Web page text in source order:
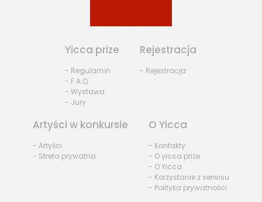
Yicca prize
- Regulamin
- F.A.Q.
- Wystawa
- Jury
Rejestracja
- Rejestracja
Artyści w konkursie
- Artyści
- Strefa prywatna
O Yicca
- Kontakty
- O yicca prize
- O Yicca
- Korzystanie z serwisu
- Polityka prywatności